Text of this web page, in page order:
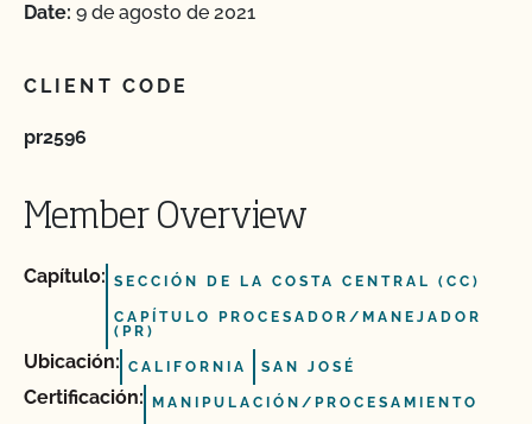
Date: 9 de agosto de 2021
CLIENT CODE
pr2596
Member Overview
Capítulo: SECCIÓN DE LA COSTA CENTRAL (CC)
CAPÍTULO PROCESADOR/MANEJADOR
(PR)
Ubicación: CALIFORNIA SAN JOSÉ
Certificación: MANIPULACIÓN/PROCESAMIENTO